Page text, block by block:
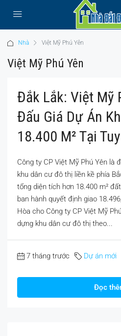
Nhà Việt Mỹ Phú Yên
Việt Mỹ Phú Yên
Đắk Lắk: Việt Mỹ
Đấu Giá Dự Án
18.400 M² Tại
Công ty CP Việt Mỹ Phú Yên là
khu dân cư đô thị liền kề phía
tổng diện tích hơn 18.400 m²
ban hành quyết định giao
Hòa cho Công ty CP Việt Mỹ
dựng khu dân cư đô thị theo...
7 tháng trước Dự án mới
Đọc